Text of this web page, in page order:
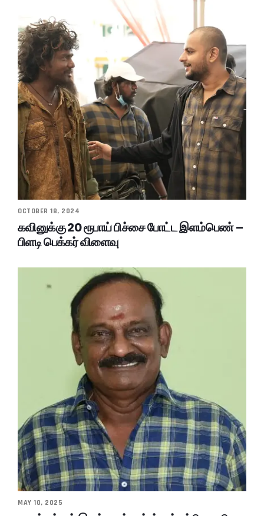
OCTOBER 18, 2024
கவினுக்கு 20 ரூபாய் பிச்சை போட்ட இளம்பெண் –
பிளடி பெக்கர் விளைவு
MAY 10, 2025